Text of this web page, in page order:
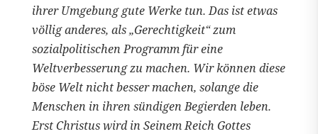
ihrer Umgebung gute Werke tun. Das ist etwas
völlig anderes, als „Gerechtigkeit“ zum
sozialpolitischen Programm für eine
Weltverbesserung zu machen. Wir können diese
böse Welt nicht besser machen, solange die
Menschen in ihren sündigen Begierden leben.
Erst Christus wird in Seinem Reich Gottes